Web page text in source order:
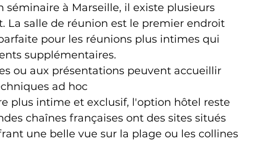
séminaire à Marseille, il existe plusieurs
La salle de réunion est le premier endroit
pour les réunions plus intimes qui
supplémentaires.
ou aux présentations peuvent accueillir
ad hoc
plus intime et exclusif, l'option hôtel reste
chaînes françaises ont des sites situés
une belle vue sur la plage ou les collines